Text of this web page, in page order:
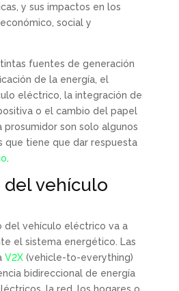
y sus impactos en los
social y
fuentes de generación
de la energía, el
eléctrico, la integración de
o el cambio del papel
prosumidor son solo algunos
que tiene que dar respuesta
del vehículo
del vehículo eléctrico va a
el sistema energético. Las
V2X(vehicle-to-everything)
bidireccional de energía
la red, los hogares o